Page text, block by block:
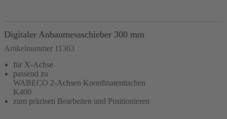
Digitaler Anbaumessschieber 300 mm
Artikelnummer 11363
für X-Achse
passend zu
WABECO 2-Achsen Koordinatentischen
K400
zum präzisen Bearbeiten und Positionieren